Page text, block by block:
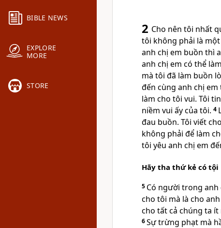
BIBLE NEWS
EXPLORE
MORE
STORE
2 Cho nên tôi nhất
tôi không phải là
anh chị em buồn thì
anh chị em có thể
mà tôi đã làm buồn
đến cùng anh chị
làm cho tôi vui. Tôi
niềm vui ấy của tôi. 4
đau buồn. Tôi viết
không phải để làm
tôi yêu anh chị em
Hãy tha thứ kẻ có tội
5 Có người trong
cho tôi mà là cho
cho tất cả chúng ta
6Sự trừng phạt mà